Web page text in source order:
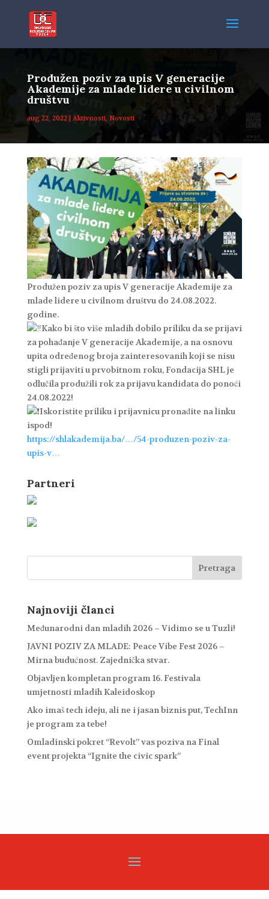
Produžen poziv za upis V generacije
Akademije za mlade lidere u civilnom
društvu
aug 22, 2022| Aktivnosti, Novosti
Produžen poziv za upis V generacije Akademije za
mlade lidere u civilnom društvu do 24.08.2022.
godine.
Kako bi što više mladih dobilo priliku da se prijavi
za pohađanje V generacije Akademije, a na osnovu
upita određenog broja zainteresovanih koji se nisu
stigli prijaviti u prvobitnom roku, Fondacija SHL je
odlučila produžili rok za prijavu kandidata do ponoći
24.08.2022!
Iskoristite priliku i prijavnicu pronađite na linku
ispod!
https://shlakademija.ba/…/54-produzen-poziv-za-
upis-v…
Partneri
Najnoviji članci
Međunarodni dan mladih 2026 – Vidimo se u Tuzli!
JAVNI POZIV ZA MLADE: Peace Vibe Fest 2026 –
Mirna budućnost. Zajednička stvar.
Objavljen kompletan program 16. Festivala
umjetnosti mladih Kaleidoskop
Ako imaš tech ideju, ali ne i jasan biznis put, TechInn
je program za tebe!
Omladinski pokret “Revolt” vas poziva na Final
event projekta “Ignite the civic spark”